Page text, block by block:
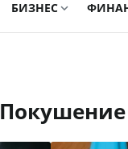
БИЗНЕС
покушение